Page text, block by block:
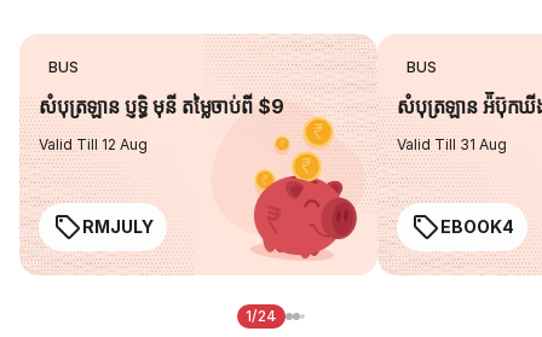
BUS
សំបុត្រឡាន ប្ញទ្ធិ មុនី តម្លៃចាប់ពី $9
Valid Till 12 Aug
RMJULY
BUS
សំបុត្រឡាន អ៉ីប៊ុកឃី
Valid Till 31 Aug
EBOOK4
1/24